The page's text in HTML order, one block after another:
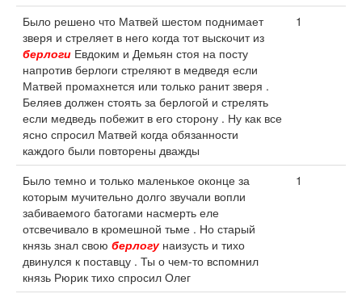
Было решено что Матвей шестом поднимает
зверя и стреляет в него когда тот выскочит из
берлоги Евдоким и Демьян стоя на посту
напротив берлоги стреляют в медведя если
Матвей промахнется или только ранит зверя .
Беляев должен стоять за берлогой и стрелять
если медведь побежит в его сторону . Ну как все
ясно спросил Матвей когда обязанности
каждого были повторены дважды
1
Было темно и только маленькое оконце за
которым мучительно долго звучали вопли
забиваемого батогами насмерть еле
отсвечивало в кромешной тьме . Но старый
князь знал свою берлогунаизусть и тихо
двинулся к поставцу . Ты о чем-то вспомнил
князь Рюрик тихо спросил Олег
1